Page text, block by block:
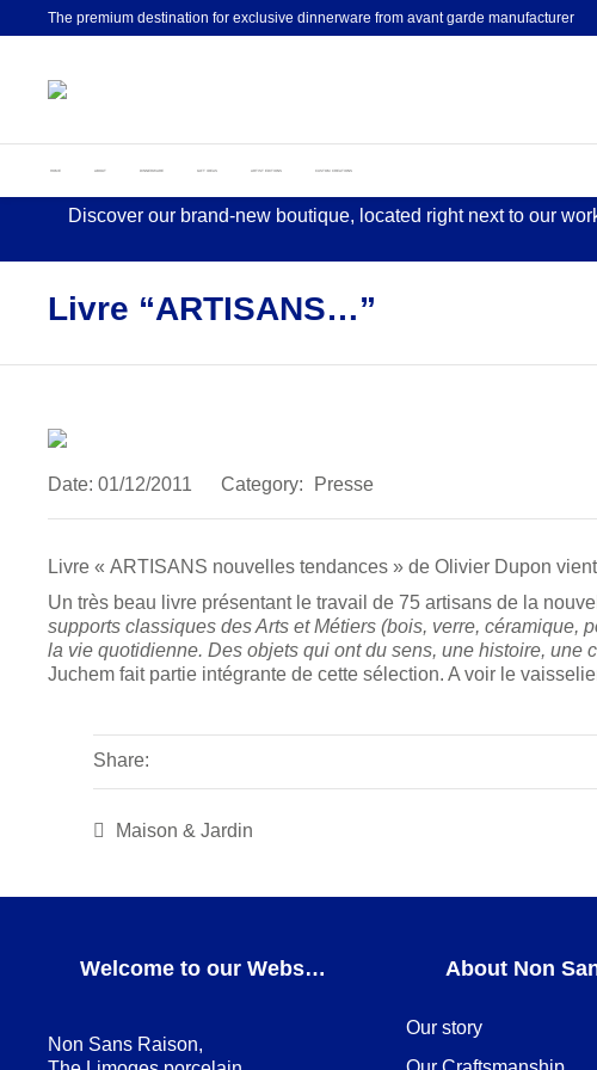
The premium destination for exclusive dinnerware from avant garde manufacturer
HOME ABOUT DINNERWARE GIFT IDEAS ARTIST EDITIONS CUSTOM CREATIONS
Discover our brand-new boutique, located right next to our
Livre “ARTISANS…”
Date:01/12/2011 Category: Presse
Livre « ARTISANS nouvelles tendances » de Olivier Dupon
Un très beau livre présentant le travail de 75 artisans de la
supports classiques des Arts et Métiers (bois, verre,
la vie quotidienne. Des objets qui ont du sens, une histoire, une
Juchem fait partie intégrante de cette sélection. A voir le
Share:
Maison & Jardin
Welcome to our Webshop
Non Sans Raison,
About Non
Our story